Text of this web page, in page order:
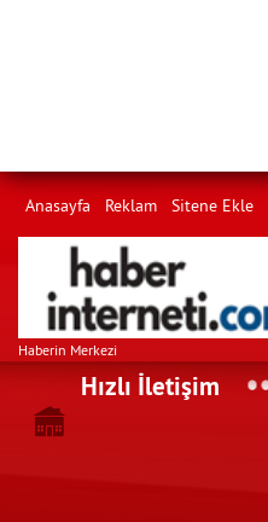
Anasayfa Reklam Sitene Ekle
Haberin Merkezi
Hızlı İletişim